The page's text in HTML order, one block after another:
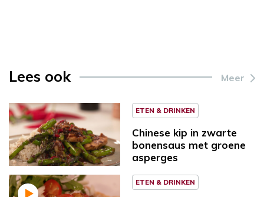
Lees ook Meer
ETEN & DRINKEN
Chinese kip in zwarte
bonensaus met groene
asperges
ETEN & DRINKEN